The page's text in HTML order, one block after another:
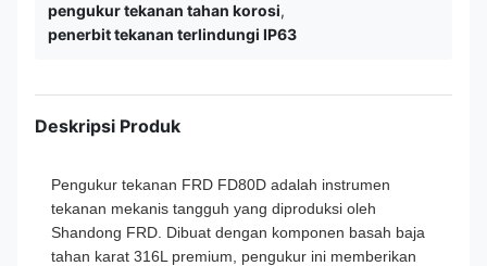
pengukur tekanan tahan korosi,
penerbit tekanan terlindungi IP63
Deskripsi Produk
Pengukur tekanan FRD FD80D adalah instrumen
tekanan mekanis tangguh yang diproduksi oleh
Shandong FRD. Dibuat dengan komponen basah baja
tahan karat 316L premium, pengukur ini memberikan